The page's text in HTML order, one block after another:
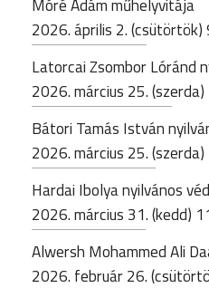
Móré Ádám műhelyvitája
2026. április 2. (csütörtök)
Latorcai Zsombor Lóránd
2026. március 25.
Bátori Tamás István
2026. március 25.
Hardai Ibolya nyilvános
2026. március 31. (kedd)
Alwersh Mohammed Ali
2026. február 26.